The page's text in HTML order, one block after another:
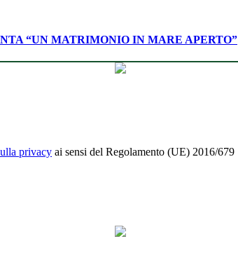
“UN MATRIMONIO IN MARE APERTO”
privacy ai sensi del Regolamento (UE) 2016/679